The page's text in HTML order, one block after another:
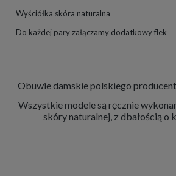
Wyściółka skóra naturalna
Do każdej pary załączamy dodatkowy flek
Obuwie damskie polskiego
Wszystkie modele są ręcznie
skóry naturalnej, z dbałością o